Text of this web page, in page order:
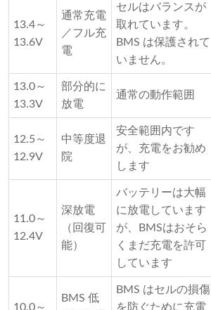
13.4～
13.6V
通常充電
／フル充
電
セルはバランスが
取れています。
BMS は保護されて
いません。
13.0～
13.3V
部分的に
放電
通常の動作範囲
12.5～
12.9V
中等度退
院
安全範囲内です
が、充電をお勧め
します
11.0～
12.4V
深放電
（回復可
能）
バッテリーは大幅
に放電しています
が、BMSはおそら
くまだ充電を許可
しています
10.0～
BMS 低
BMS はセルの損傷
を防ぐために充電